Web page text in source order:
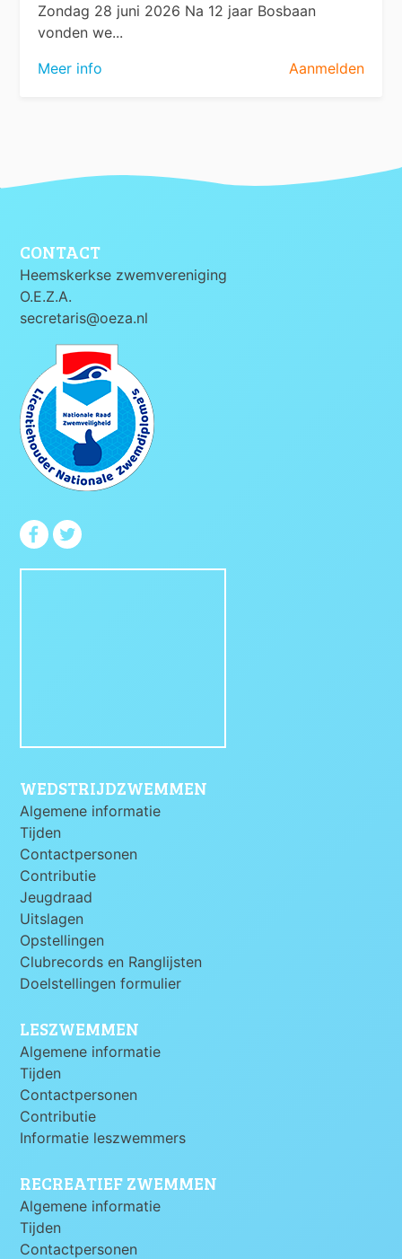
Zondag 28 juni 2026 Na 12 jaar Bosbaan
vonden we...
Meer info
Aanmelden
CONTACT
Heemskerkse zwemvereniging
O.E.Z.A.
secretaris@oeza.nl
WEDSTRIJDZWEMMEN
Algemene informatie
Tijden
Contactpersonen
Contributie
Jeugdraad
Uitslagen
Opstellingen
Clubrecords en Ranglijsten
Doelstellingen formulier
LESZWEMMEN
Algemene informatie
Tijden
Contactpersonen
Contributie
Informatie leszwemmers
RECREATIEF ZWEMMEN
Algemene informatie
Tijden
Contactpersonen